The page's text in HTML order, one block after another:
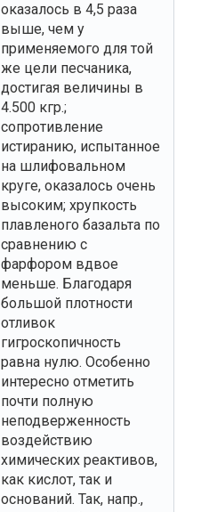
оказалось в 4,5 раза
выше, чем у
применяемого для той
же цели песчаника,
достигая величины в
4.500 кгр.;
сопротивление
истиранию, испытанное
на шлифовальном
круге, оказалось очень
высоким; хрупкость
плавленого базальта по
сравнению с
фарфором вдвое
меньше. Благодаря
большой плотности
отливок
гигроскопичность
равна нулю. Особенно
интересно отметить
почти полную
неподверженность
воздействию
химических реактивов,
как кислот, так и
оснований. Так, напр.,